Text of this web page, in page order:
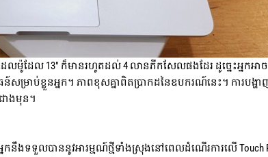
ែលម៉ូដែល 13" ក៏មានរហូតដល់ 4 លានភីកសែលផងដែរ ដូច្នេះអ្នកអ
រាប់ខ្លួនអ្នក។ ភាពខុសគ្នាពិតប្រាកដនៃឧបករណ៍នេះ។ ការបង្ហ
ាងមុន។
នឹងទទួលបាននូវអារម្មណ៍ថ្មីទាំងស្រុងនៅពេលដំណើរការលើ Touch